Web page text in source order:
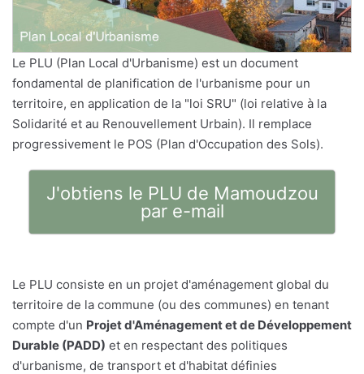
Le PLU (Plan Local d'Urbanisme) est un document
fondamental de planification de l'urbanisme pour un
territoire, en application de la "loi SRU" (loi relative à la
Solidarité et au Renouvellement Urbain). Il remplace
progressivement le POS (Plan d'Occupation des Sols).
J'obtiens le PLU de Mamoudzou
par e-mail
Le PLU consiste en un projet d'aménagement global du
territoire de la commune (ou des communes) en tenant
compte d'un Projet d'Aménagement et de Développement
Durable (PADD) et en respectant des politiques
d'urbanisme, de transport et d'habitat définies